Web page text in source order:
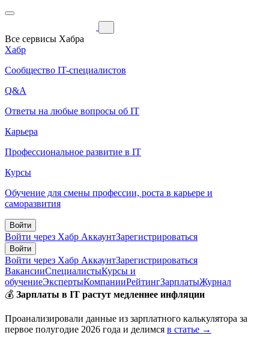
Все сервисы Хабра
Хабр
Сообщество IT-специалистов
Q&A
Ответы на любые вопросы об IT
Карьера
Профессиональное развитие в IT
Курсы
Обучение для смены профессии, роста в карьере и
саморазвития
Войти
Войти через Хабр АккаунтЗарегистрироваться
Войти
Войти через Хабр АккаунтЗарегистрироваться
ВакансииСпециалистыКурсы и
обучениеЭкспертыКомпанииРейтингЗарплатыЖурнал
💰 Зарплаты в IT растут медленнее инфляции
Проанализировали данные из зарплатного калькулятора за
первое полугодие 2026 года и делимся в статье →